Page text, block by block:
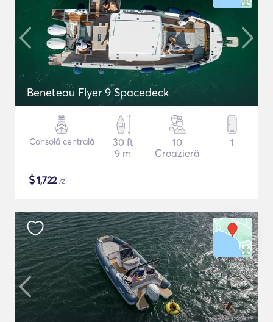
Beneteau Flyer 9 Spacedeck
Consolă centrală
30 ft
9 m
10
Croazieră
1
$1,722/zi